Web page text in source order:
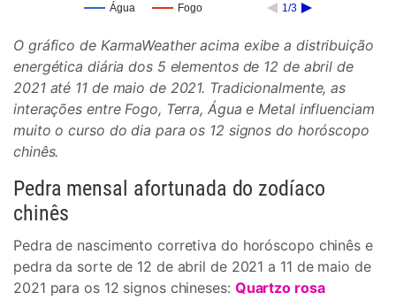
Água Fogo 1/3
O gráfico de KarmaWeather acima exibe a distribuição
energética diária dos 5 elementos de 12 de abril de
2021 até 11 de maio de 2021. Tradicionalmente, as
interações entre Fogo, Terra, Água e Metal influenciam
muito o curso do dia para os 12 signos do horóscopo
chinês.
Pedra mensal afortunada do zodíaco
chinês
Pedra de nascimento corretiva do horóscopo chinês e
pedra da sorte de 12 de abril de 2021 a 11 de maio de
2021 para os 12 signos chineses: Quartzo rosa